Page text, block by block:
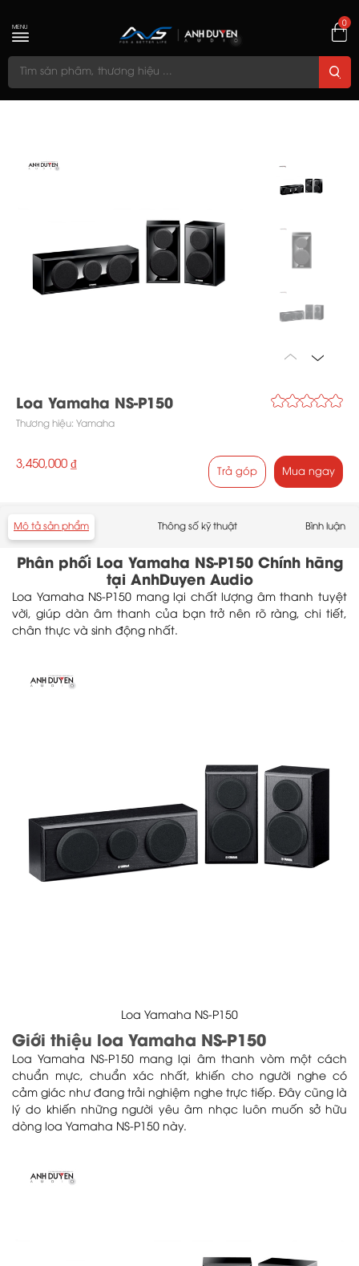
0
MENU
Loa Yamaha NS-P150
Thương hiệu: Yamaha
3,450,000 ₫
Trả góp Mua ngay
Mô tả sản phẩm Thông số kỹ thuật Bình luận
Phân phối Loa Yamaha NS-P150 Chính hãng
tại AnhDuyen Audio
Loa Yamaha NS-P150 mang lại chất lượng âm thanh tuyệt
vời, giúp dàn âm thanh của bạn trở nên rõ ràng, chi tiết,
chân thực và sinh động nhất.
Loa Yamaha NS-P150
Giới thiệu loa Yamaha NS-P150
Loa Yamaha NS-P150 mang lại âm thanh vòm một cách
chuẩn mực, chuẩn xác nhất, khiến cho người nghe có
cảm giác như đang trải nghiệm nghe trực tiếp. Đây cũng là
lý do khiến những người yêu âm nhạc luôn muốn sở hữu
dòng loa Yamaha NS-P150 này.